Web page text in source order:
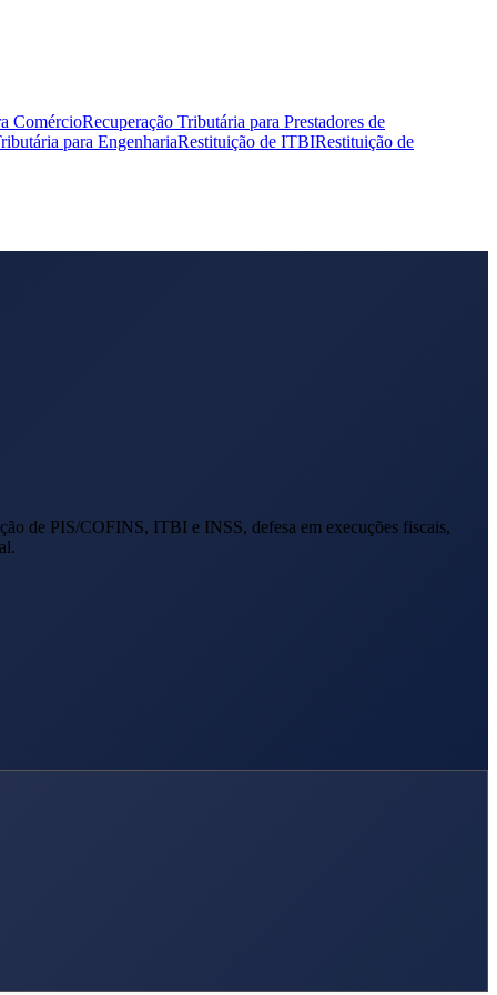
ComércioRecuperação Tributária para Prestadores de
para EngenhariaRestituição de ITBIRestituição de
de PIS/COFINS, ITBI e INSS, defesa em execuções fiscais,